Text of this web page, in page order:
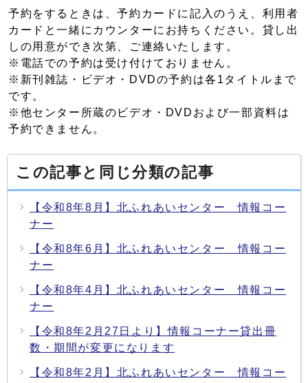
予約をするときは、予約カードに記入のうえ、利用者
カードと一緒にカウンターにお持ちください。貸し出
しの用意ができ次第、ご連絡いたします。
※電話での予約は受け付けておりません。
※新刊雑誌・ビデオ・DVDの予約は各1タイトルまで
です。
※他センター所蔵のビデオ・DVDおよび一部資料は
予約できません。
この記事と同じ分類の記事
【令和8年8月】北ふれあいセンター 情報コー
ナー
【令和8年6月】北ふれあいセンター 情報コー
ナー
【令和8年4月】北ふれあいセンター 情報コー
ナー
【令和8年2月27日より】情報コーナー貸出冊
数・期間が変更になります
【令和8年2月】北ふれあいセンター 情報コー